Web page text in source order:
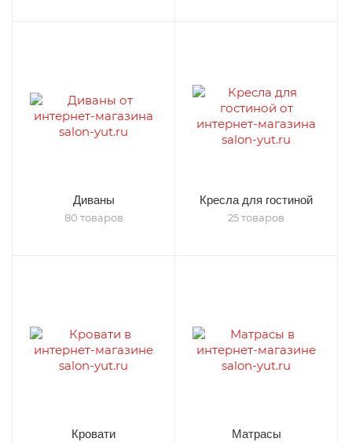
Диваны
80 товаров
Кресла для гостиной
25 товаров
Кровати Матрасы